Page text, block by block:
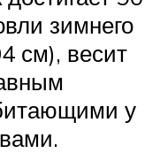
зимнего
см), весит
у